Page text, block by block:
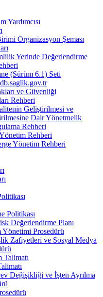
Yardımcısı
Organizasyon Şeması
Yerinde Değerlendirme
(Sürüm 6.1) Seti
ve Güvenliği
Rehberi
Geliştirilmesi ve
Dair Yönetmelik
Rehberi
Rehberi
Yönetim Rehberi
Politikası
Değerlendirme Planı
Yönetimi Prosedürü
Zafiyetleri ve Sosyal Medya
Talimatı
Değişikliği ve İşten Ayrılma